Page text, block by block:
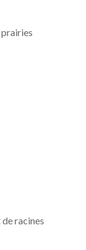
prairies
racines